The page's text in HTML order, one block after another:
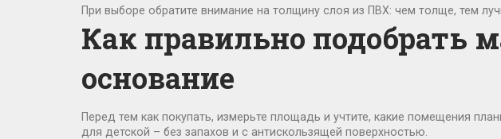
При выборе обратите внимание на толщину слоя из ПВХ: чем толще, тем
Как правильно подобрать
основание
Перед тем как покупать, измерьте площадь и учтите, какие помещения
для детской – без запахов и с антискользящей поверхностью.